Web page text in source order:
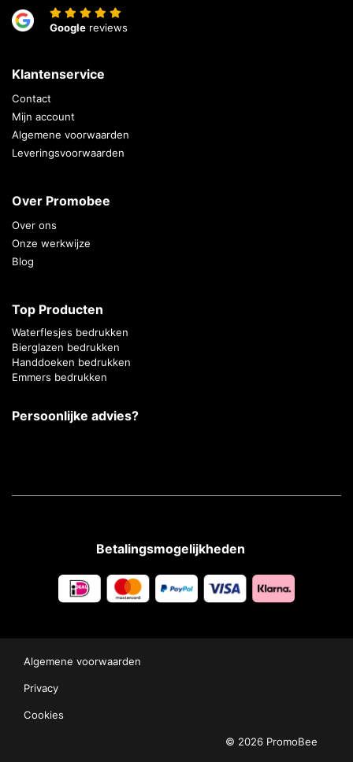
Google reviews
Klantenservice
Contact
Mijn account
Algemene voorwaarden
Leveringsvoorwaarden
Over Promobee
Over ons
Onze werkwijze
Blog
Top Producten
Waterflesjes bedrukken
Bierglazen bedrukken
Handdoeken bedrukken
Emmers bedrukken
Persoonlijke advies?
Betalingsmogelijkheden
Algemene voorwaarden
Privacy
Cookies
© 2026 PromoBee